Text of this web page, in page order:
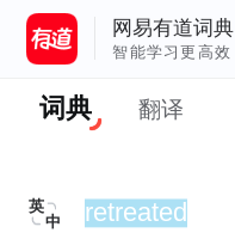
网易有道词典
智能学习更高效
词典 翻译
英
中